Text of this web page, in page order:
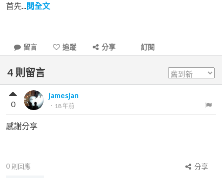
首先...閱全文
留言 追蹤 分享 訂閱
4 則留言
jamesjan
． 18 年前
0
感謝分享
0 則回應
分享